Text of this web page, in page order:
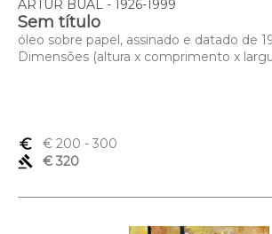
ARTUR BUAL - 1926-1999
Sem título
óleo sobre papel, assinado e datado de
Dimensões (altura x comprimento x
euro_symbol € 200 - 300
gavel
€ 320